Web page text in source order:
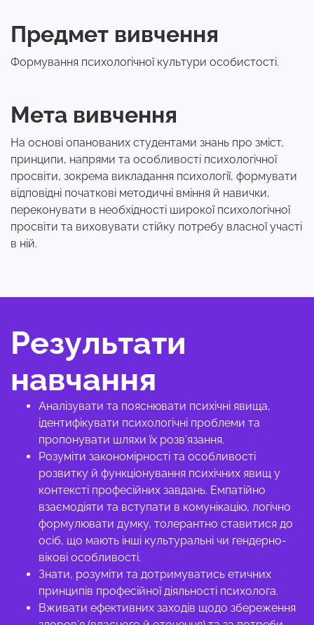
Предмет вивчення
Формування психологічної культури особистості.
Мета вивчення
На основі опанованих студентами знань про зміст,
принципи, напрями та особливості психологічної
просвіти, зокрема викладання психології, формувати
відповідні початкові методичні вміння й навички,
переконувати в необхідності широкої психологічної
просвіти та виховувати стійку потребу власної участі
в ній.
Результати
навчання
Аналізувати та пояснювати психічні явища,
ідентифікувати психологічні проблеми та
пропонувати шляхи їх розв’язання.
Розуміти закономірності та особливості
розвитку й функціонування психічних явищ у
контексті професійних завдань. Емпатійно
взаємодіяти та вступати в комунікацію, логічно
формулювати думку, толерантно ставитися до
осіб, що мають інші культуральні чи гендерно-
вікові особливості.
Знати, розуміти та дотримуватись етичних
принципів професійної діяльності психолога.
Вживати ефективних заходів щодо збереження